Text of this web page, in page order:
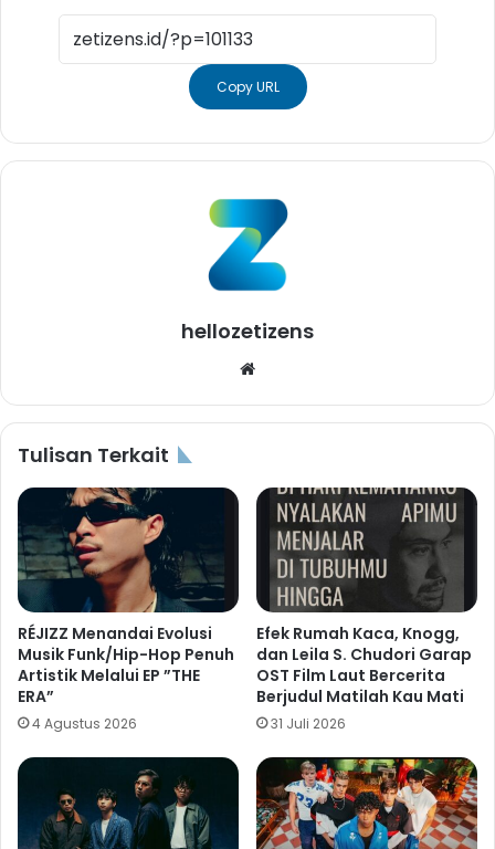
Copy URL
hellozetizens
Tulisan Terkait
RÉJIZZ Menandai Evolusi
Musik Funk/Hip-Hop Penuh
Artistik Melalui EP ”THE
ERA”
4 Agustus 2026
Efek Rumah Kaca, Knogg,
dan Leila S. Chudori Garap
OST Film Laut Bercerita
Berjudul Matilah Kau Mati
31 Juli 2026